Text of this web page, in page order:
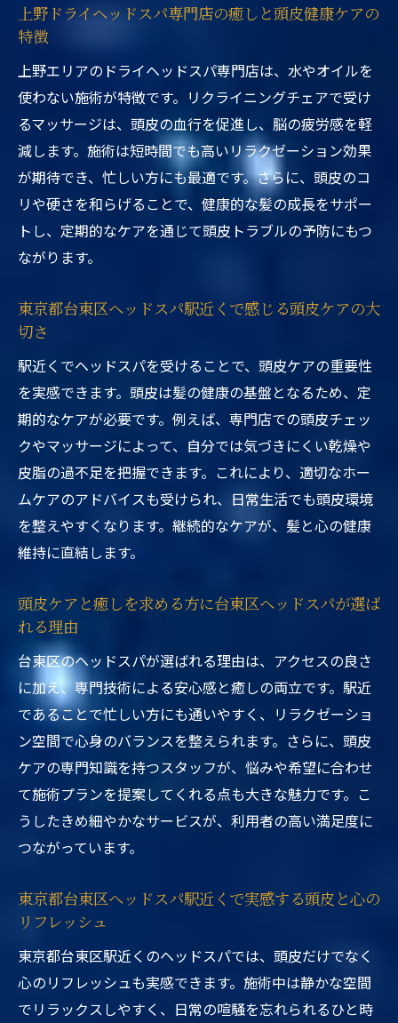
上野ドライヘッドスパ専門店の癒しと頭皮健康ケアの
特徴
上野エリアのドライヘッドスパ専門店は、水やオイルを
使わない施術が特徴です。リクライニングチェアで受け
るマッサージは、頭皮の血行を促進し、脳の疲労感を軽
減します。施術は短時間でも高いリラクゼーション効果
が期待でき、忙しい方にも最適です。さらに、頭皮のコ
リや硬さを和らげることで、健康的な髪の成長をサポー
トし、定期的なケアを通じて頭皮トラブルの予防にもつ
ながります。
東京都台東区ヘッドスパ駅近くで感じる頭皮ケアの大
切さ
駅近くでヘッドスパを受けることで、頭皮ケアの重要性
を実感できます。頭皮は髪の健康の基盤となるため、定
期的なケアが必要です。例えば、専門店での頭皮チェッ
クやマッサージによって、自分では気づきにくい乾燥や
皮脂の過不足を把握できます。これにより、適切なホー
ムケアのアドバイスも受けられ、日常生活でも頭皮環境
を整えやすくなります。継続的なケアが、髪と心の健康
維持に直結します。
頭皮ケアと癒しを求める方に台東区ヘッドスパが選ば
れる理由
台東区のヘッドスパが選ばれる理由は、アクセスの良さ
に加え、専門技術による安心感と癒しの両立です。駅近
であることで忙しい方にも通いやすく、リラクゼーショ
ン空間で心身のバランスを整えられます。さらに、頭皮
ケアの専門知識を持つスタッフが、悩みや希望に合わせ
て施術プランを提案してくれる点も大きな魅力です。こ
うしたきめ細やかなサービスが、利用者の高い満足度に
つながっています。
東京都台東区ヘッドスパ駅近くで実感する頭皮と心の
リフレッシュ
東京都台東区駅近くのヘッドスパでは、頭皮だけでなく
心のリフレッシュも実感できます。施術中は静かな空間
でリラックスしやすく、日常の喧騒を忘れられるひと時